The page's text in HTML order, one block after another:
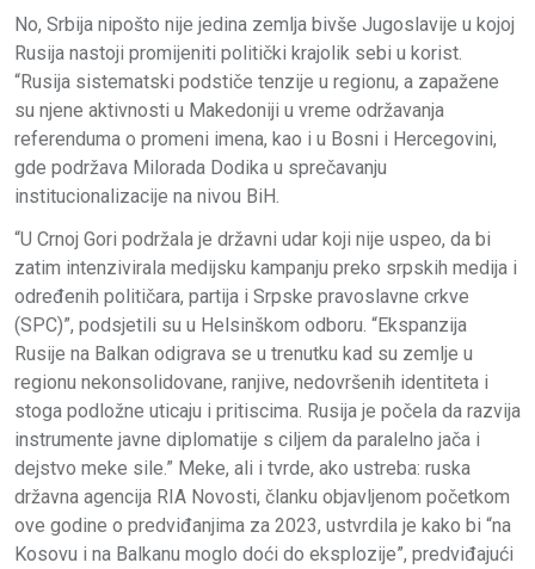
No, Srbija nipošto nije jedina zemlja bivše Jugoslavije u kojoj
Rusija nastoji promijeniti politički krajolik sebi u korist.
“Rusija sistematski podstiče tenzije u regionu, a zapažene
su njene aktivnosti u Makedoniji u vreme održavanja
referenduma o promeni imena, kao i u Bosni i Hercegovini,
gde podržava Milorada Dodika u sprečavanju
institucionalizacije na nivou BiH.
“U Crnoj Gori podržala je državni udar koji nije uspeo, da bi
zatim intenzivirala medijsku kampanju preko srpskih medija i
određenih političara, partija i Srpske pravoslavne crkve
(SPC)”, podsjetili su u Helsinškom odboru. “Ekspanzija
Rusije na Balkan odigrava se u trenutku kad su zemlje u
regionu nekonsolidovane, ranjive, nedovršenih identiteta i
stoga podložne uticaju i pritiscima. Rusija je počela da razvija
instrumente javne diplomatije s ciljem da paralelno jača i
dejstvo meke sile.” Meke, ali i tvrde, ako ustreba: ruska
državna agencija RIA Novosti, članku objavljenom početkom
ove godine o predviđanjima za 2023, ustvrdila je kako bi “na
Kosovu i na Balkanu moglo doći do eksplozije”, predviđajući